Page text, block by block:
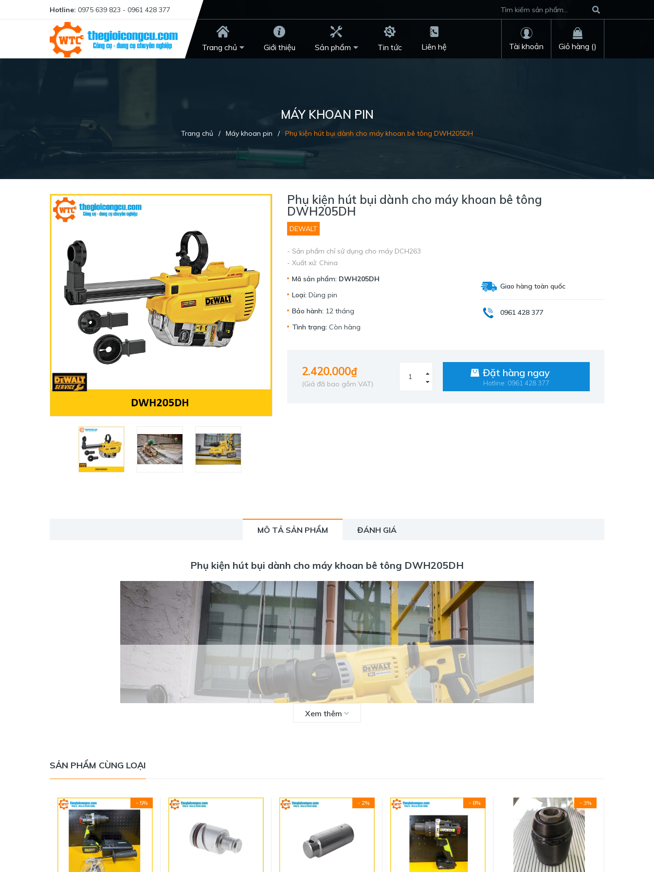
Hotline: 0975 639 823 - 0961 428 377
Trang chủ Giới thiệu Sản phẩm Tin tức Liên hệ Giỏ hàng ()
Tài khoản
MÁY KHOAN PIN
Trang chủ / Máy khoan pin / Phụ kiện hút bụi dành cho máy khoan bê tông DWH205DH
Phụ kiện hút bụi dành cho máy khoan bê tông
DWH205DH
DEWALT
- Sản phẩm chỉ sử dụng cho máy DCH263
- Xuất xứ: China
Mã sản phẩm: DWH205DH
Loại: Dùng pin
Bảo hành: 12 tháng
Tình trạng: Còn hàng
Giao hàng toàn quốc
0961 428 377
2.420.000₫
(Giá đã bao gồm VAT)
Đặt hàng ngay
Hotline: 0961 428 377
MÔ TẢ SẢN PHẨM ĐÁNH GIÁ
Phụ kiện hút bụi dành cho máy khoan bê tông DWH205DH
Xem thêm
SẢN PHẨM CÙNG LOẠI
- 5% - 2% - 8% - 3%